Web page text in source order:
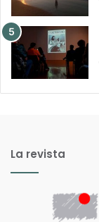
La revista